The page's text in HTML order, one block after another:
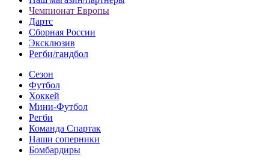
Чемпионат Европы
Дартс
Сборная России
Эксклюзив
Регби/гандбол
Сезон
Футбол
Хоккей
Мини-Футбол
Регби
Команда Спартак
Наши соперники
Бомбардиры